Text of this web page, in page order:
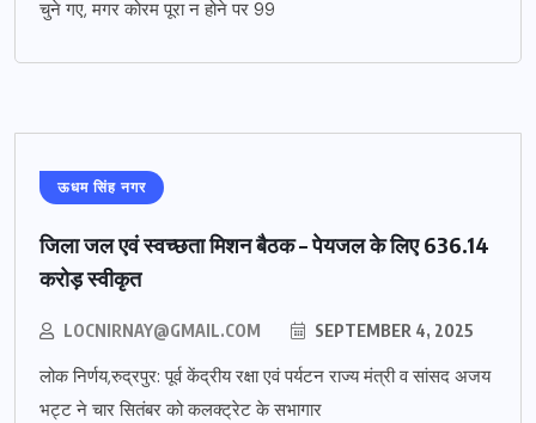
चुने गए, मगर कोरम पूरा न होने पर 99
ऊधम सिंह नगर
जिला जल एवं स्वच्छता मिशन बैठक – पेयजल के लिए 636.14
करोड़ स्वीकृत
LOCNIRNAY@GMAIL.COM SEPTEMBER 4, 2025
लोक निर्णय,रुद्रपुर: पूर्व केंद्रीय रक्षा एवं पर्यटन राज्य मंत्री व सांसद अजय
भट्ट ने चार सितंबर को कलक्ट्रेट के सभागार